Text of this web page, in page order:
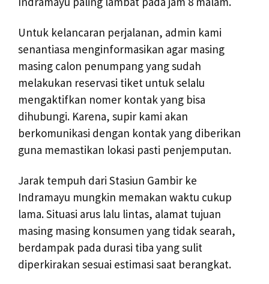
Untuk kelancaran perjalanan, admin kami
senantiasa menginformasikan agar masing
masing calon penumpang yang sudah
melakukan reservasi tiket untuk selalu
mengaktifkan nomer kontak yang bisa
dihubungi. Karena, supir kami akan
berkomunikasi dengan kontak yang diberikan
guna memastikan lokasi pasti penjemputan.
Jarak tempuh dari Stasiun Gambir ke
Indramayu mungkin memakan waktu cukup
lama. Situasi arus lalu lintas, alamat tujuan
masing masing konsumen yang tidak searah,
berdampak pada durasi tiba yang sulit
diperkirakan sesuai estimasi saat berangkat.